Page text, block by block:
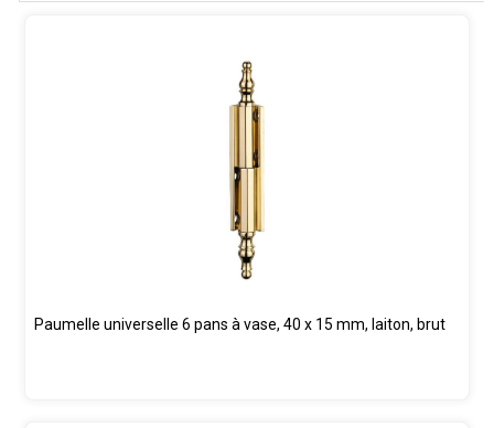
Paumelle universelle 6 pans à vase, 40 x 15 mm, laiton, brut